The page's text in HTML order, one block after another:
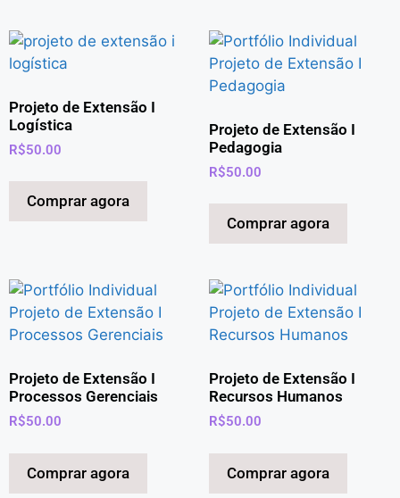
Projeto de Extensão I
Logística
R$50.00
Comprar agora
Projeto de Extensão I
Pedagogia
R$50.00
Comprar agora
Projeto de Extensão I
Processos Gerenciais
R$50.00
Comprar agora
Projeto de Extensão I
Recursos Humanos
R$50.00
Comprar agora